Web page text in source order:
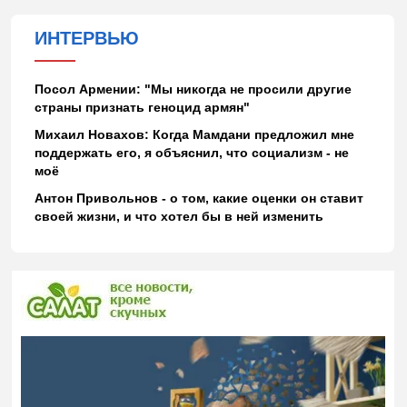
ИНТЕРВЬЮ
Посол Армении: "Мы никогда не просили другие
страны признать геноцид армян"
Михаил Новахов: Когда Мамдани предложил мне
поддержать его, я объяснил, что социализм - не
моё
Антон Привольнов - о том, какие оценки он ставит
своей жизни, и что хотел бы в ней изменить